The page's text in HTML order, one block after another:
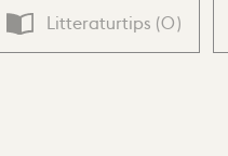
Litteraturtips (0)